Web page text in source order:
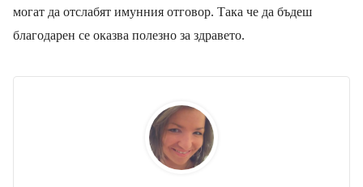
могат да отслабят имунния отговор. Така че да бъдеш
благодарен се оказва полезно за здравето.